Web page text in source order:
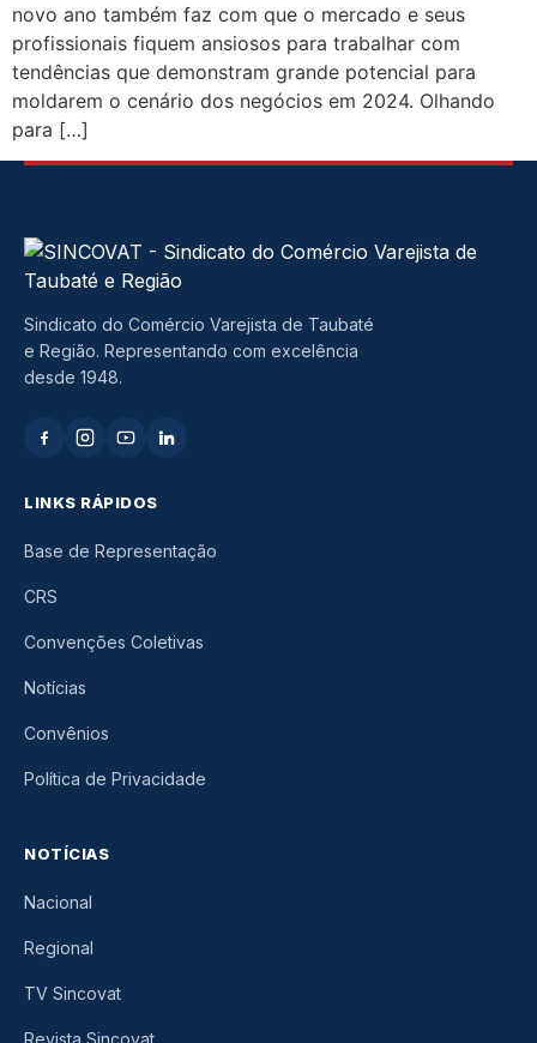
novo ano também faz com que o mercado e seus
profissionais fiquem ansiosos para trabalhar com
tendências que demonstram grande potencial para
moldarem o cenário dos negócios em 2024. Olhando
para […]
Sindicato do Comércio Varejista de Taubaté
e Região. Representando com excelência
desde 1948.
LINKS RÁPIDOS
Base de Representação
CRS
Convenções Coletivas
Notícias
Convênios
Política de Privacidade
NOTÍCIAS
Nacional
Regional
TV Sincovat